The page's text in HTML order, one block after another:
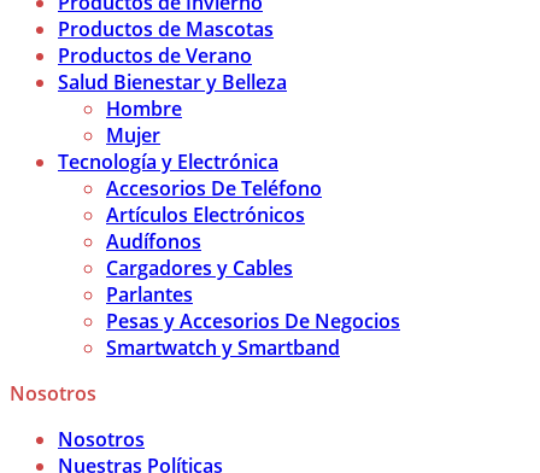
Productos de Mascotas
Productos de Verano
Salud Bienestar y Belleza
Hombre
Mujer
Tecnología y Electrónica
Accesorios De Teléfono
Artículos Electrónicos
Audífonos
Cargadores y Cables
Parlantes
Pesas y Accesorios De Negocios
Smartwatch y Smartband
Nosotros
Nosotros
Nuestras Políticas